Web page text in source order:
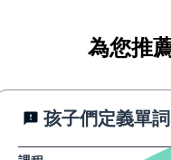
為您推
孩子們定義單詞